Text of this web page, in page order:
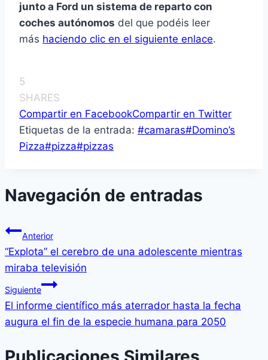
junto a Ford un sistema de reparto con
coches autónomos del que podéis leer
más haciendo clic en el siguiente enlace.
5
SHARES
Compartir en FacebookCompartir en Twitter
Etiquetas de la entrada: #camaras#Domino’s
Pizza#pizza#pizzas
Navegación de entradas
Anterior
“Explota” el cerebro de una adolescente mientras
miraba televisión
Siguiente
El informe científico más aterrador hasta la fecha
augura el fin de la especie humana para 2050